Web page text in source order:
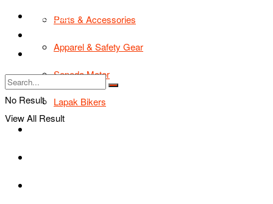
Parts & Accessories
Apparel & Safety Gear
Sepeda Motor
Lapak Bikers
TIPS & TRIK
Tentang Kami
No Result
View All Result